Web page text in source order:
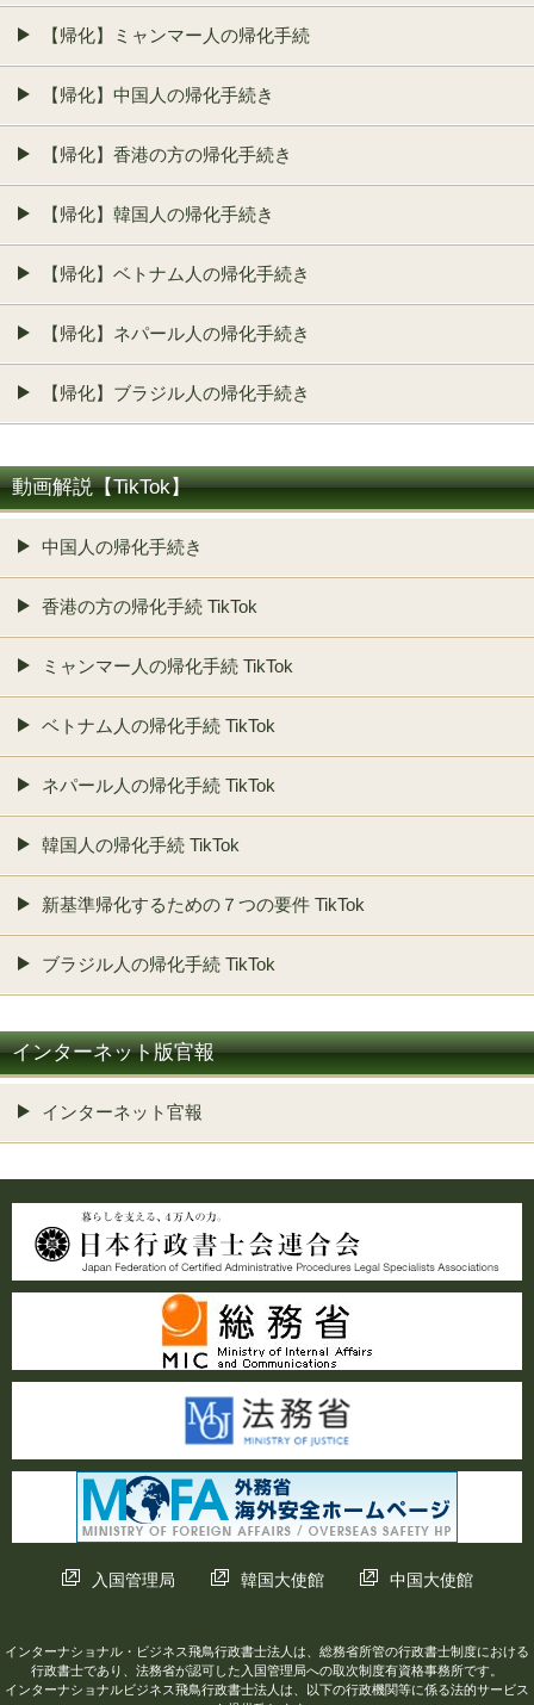
【帰化】ミャンマー人の帰化手続
【帰化】中国人の帰化手続き
【帰化】香港の方の帰化手続き
【帰化】韓国人の帰化手続き
【帰化】ベトナム人の帰化手続き
【帰化】ネパール人の帰化手続き
【帰化】ブラジル人の帰化手続き
動画解説【TikTok】
中国人の帰化手続き
香港の方の帰化手続 TikTok
ミャンマー人の帰化手続 TikTok
ベトナム人の帰化手続 TikTok
ネパール人の帰化手続 TikTok
韓国人の帰化手続 TikTok
新基準帰化するための７つの要件 TikTok
ブラジル人の帰化手続 TikTok
インターネット版官報
インターネット官報
入国管理局 韓国大使館 中国大使館
インターナショナル・ビジネス飛鳥行政書士法人は、総務省所管の行政書士制度における
行政書士であり、法務省が認可した入国管理局への取次制度有資格事務所です。
インターナショナルビジネス飛鳥行政書士法人は、以下の行政機関等に係る法的サービス